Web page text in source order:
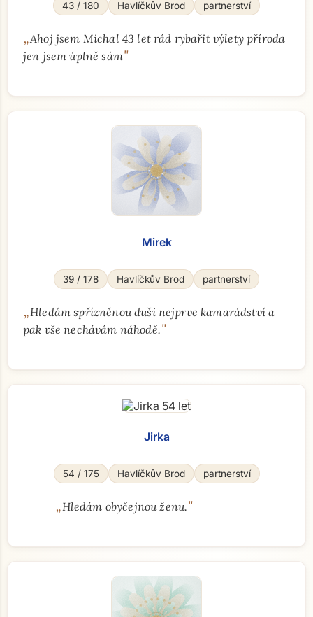
Přejít na hlavní obsah
43 / 180 Havlíčkův Brod partnerství
„Ahoj jsem Michal 43 let rád rybařit výlety příroda
jen jsem úplně sám"
Mirek
39 / 178 Havlíčkův Brod partnerství
„Hledám spřízněnou duši nejprve kamarádství a
pak vše nechávám náhodě."
Jirka
54 / 175 Havlíčkův Brod partnerství
„Hledám obyčejnou ženu."